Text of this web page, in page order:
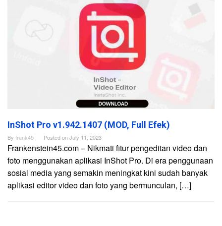
InShot Pro v1.942.1407 (MOD, Full Efek)
By frank45 Posted onJuly 11, 2023
Frankenstein45.com – Nikmati fitur pengeditan video dan
foto menggunakan aplikasi InShot Pro. Di era penggunaan
sosial media yang semakin meningkat kini sudah banyak
aplikasi editor video dan foto yang bermunculan, […]